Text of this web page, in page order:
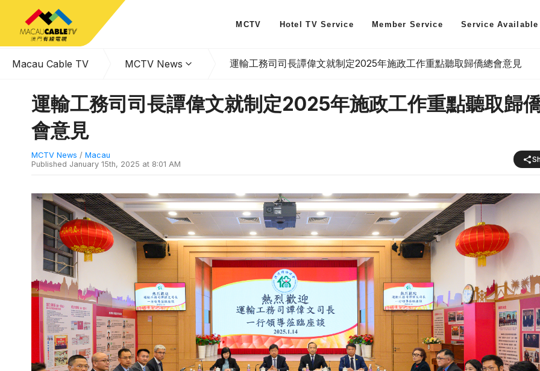
MCTV Hotel TV Service Member Service Service Available
Macau Cable TV MCTV News 運輸工務司司長譚偉文就制定2025年施政工作重點聽取歸僑總會意見
運輸工務司司長譚偉文就制定2025年施政工作重點聽取歸
會意見
MCTV News / Macau
Published January 15th, 2025 at 8:01 AM